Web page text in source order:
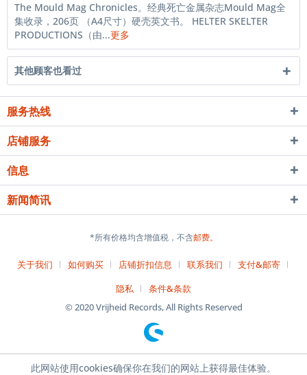
The Mould Mag Chronicles。经典死亡金属杂志Mould Mag全
集收录，206页 （A4尺寸）硬壳英文书。 HELTER SKELTER
PRODUCTIONS（由...更多
其他顾客也看过
服务热线
店铺服务
信息
新闻简讯
*所有价格均含增值税，不含邮费。
关于我们 如何购买 店铺折扣信息 联系我们
支付&邮寄
隐私
条件&条款
© 2020 Vrijheid Records, All Rights Reserved
此网站使用cookies确保你在我们的网站上获得最佳体验。